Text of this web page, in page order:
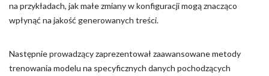
na przykładach, jak małe zmiany w konfiguracji mogą znacząco
wpłynąć na jakość generowanych treści.
Następnie prowadzący zaprezentował zaawansowane metody
trenowania modelu na specyficznych danych pochodzących